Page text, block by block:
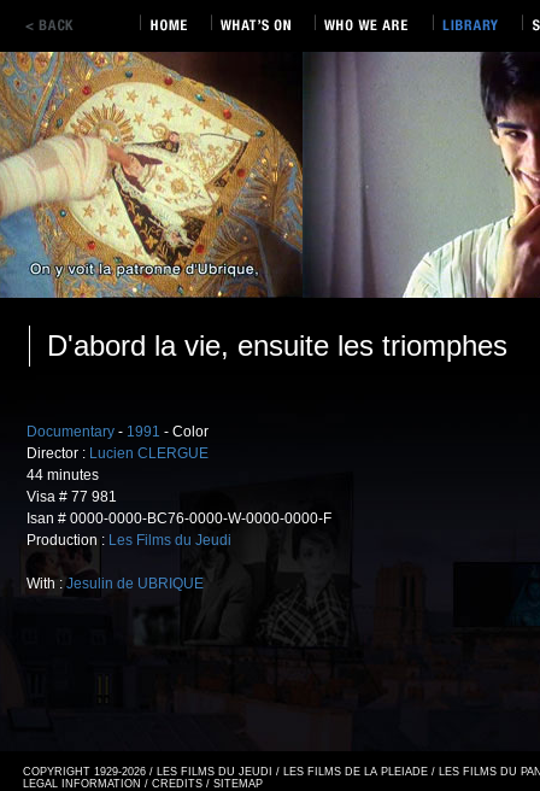
D'abord la vie, ensuite les triomphes
Documentary - 1991 - Color
Director : Lucien CLERGUE
44 minutes
Visa # 77 981
Isan # 0000-0000-BC76-0000-W-0000-0000-F
Production : Les Films du Jeudi
With :Jesulin de UBRIQUE
COPYRIGHT 1929-2026 / LES FILMS DU JEUDI / LES FILMS DE LA PLEIADE / LES FILMS DU
LEGAL INFORMATION / CREDITS / SITEMAP